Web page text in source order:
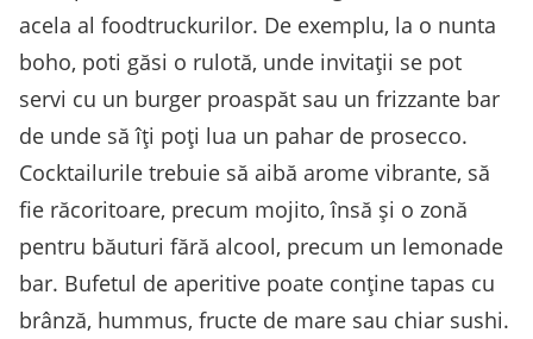
acela al foodtruckurilor. De exemplu, la o nunta
boho, poti găsi o rulotă, unde invitații se pot
servi cu un burger proaspăt sau un frizzante bar
de unde să îți poți lua un pahar de prosecco.
Cocktailurile trebuie să aibă arome vibrante, să
fie răcoritoare, precum mojito, însă și o zonă
pentru băuturi fără alcool, precum un lemonade
bar. Bufetul de aperitive poate conține tapas cu
brânză, hummus, fructe de mare sau chiar sushi.